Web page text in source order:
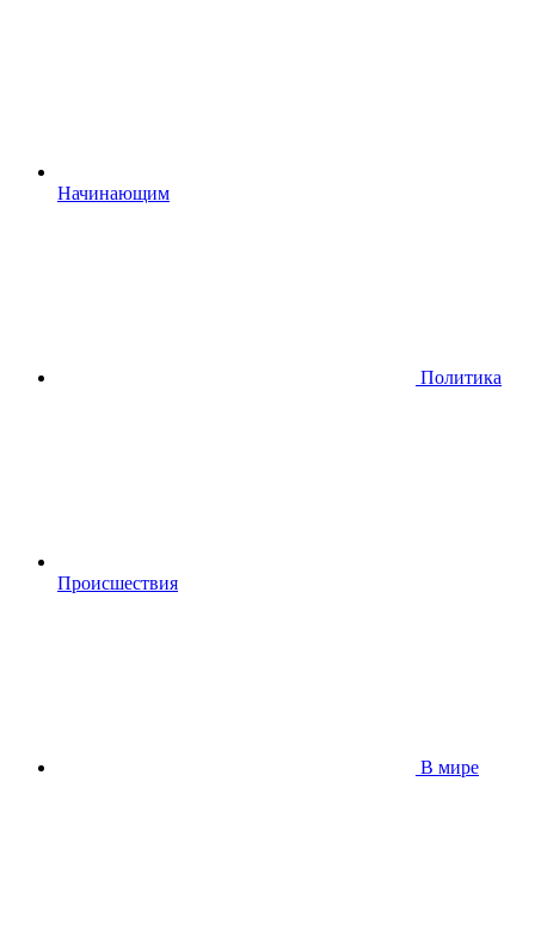
Начинающим
Политика
Происшествия
В мире